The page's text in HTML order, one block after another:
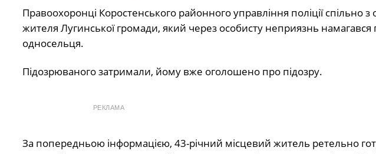
Правоохоронці Коростенського районного управління поліції
жителя Лугинської громади, який через особисту неприязнь намагався
односельця.
Підозрюваного затримали, йому вже оголошено про підозру.
РЕКЛАМА
За попередньою інформацією, 43-річний місцевий житель ретельно